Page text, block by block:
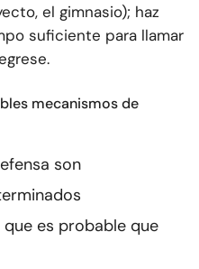
el gimnasio); haz
suficiente para llamar
mecanismos de
son
es probable que